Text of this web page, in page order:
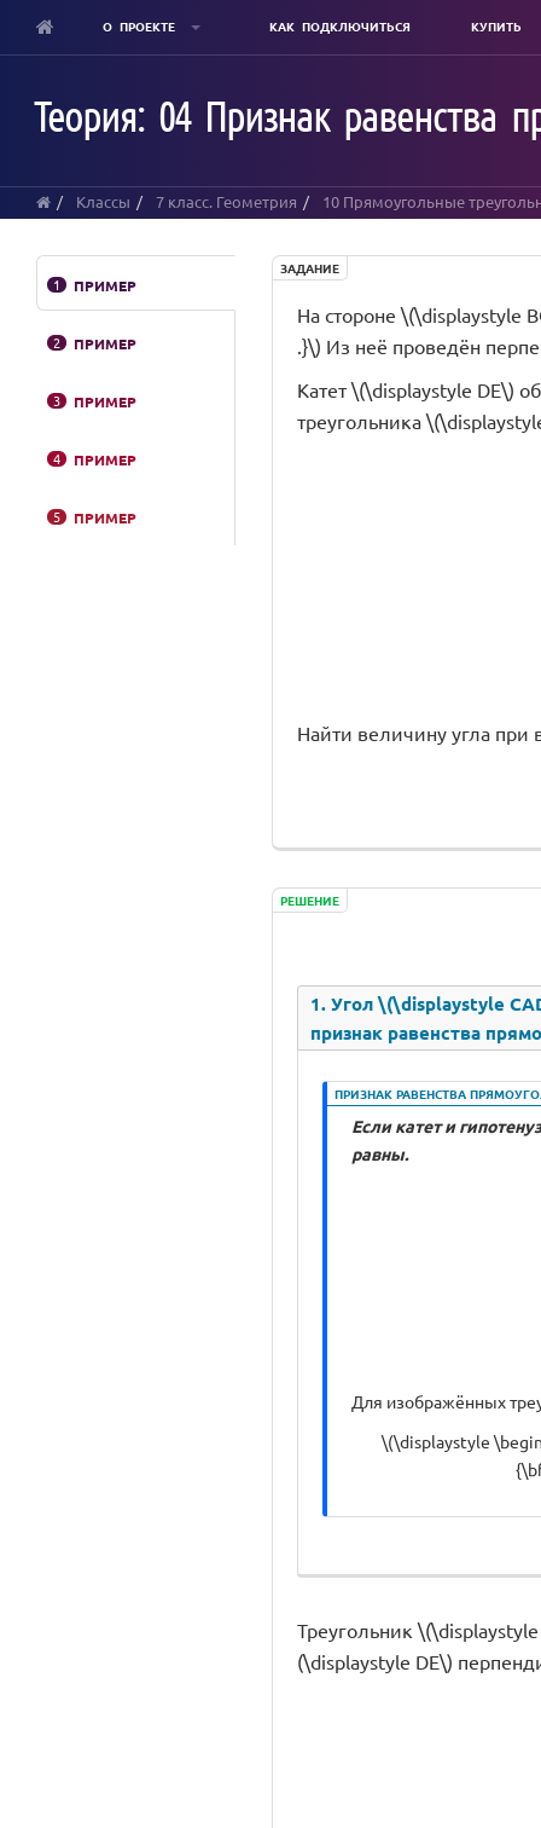
content
О ПРОЕКТЕ КАК ПОДКЛЮЧИТЬСЯ КУПИТЬ
Теория: 04 Признак равенства
Классы 7 класс. Геометрия 10 Прямоугольные
1 ПРИМЕР
2 ПРИМЕР
3 ПРИМЕР
4 ПРИМЕР
5 ПРИМЕР
ЗАДАНИЕ
На стороне \(\displaystyle
.}\) Из неё проведён
Катет \(\displaystyle DE\)
треугольника
Найти величину угла при
РЕШЕНИЕ
1. Угол \(\displaystyle
признак равенства
ПРИЗНАК РАВЕНСТВА
Если катет и
равны.
Для изображённых
\(\displaystyle
Треугольник
(\displaystyle DE\)